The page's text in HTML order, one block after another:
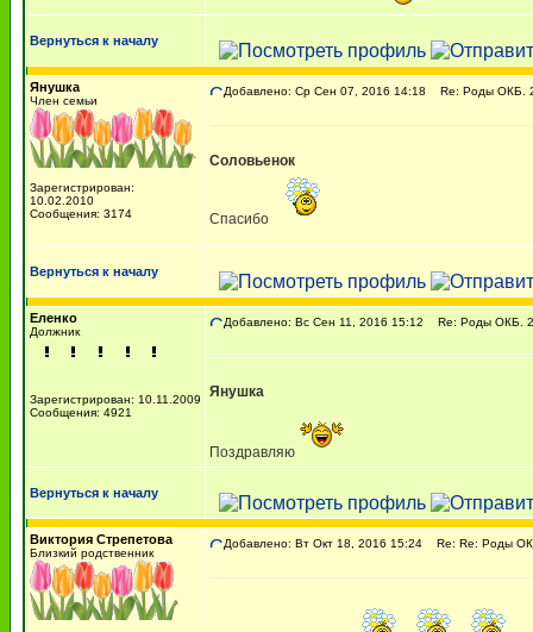
Вернуться к началу
Янушка
Член семьи
Зарегистрирован:
10.02.2010
Сообщения: 3174
Добавлено: Ср Сен 07, 2016 14:18 Re: Роды ОКБ.
Соловьенок
Спасибо
Вернуться к началу
Еленко
Должник
Зарегистрирован: 10.11.2009
Сообщения: 4921
Добавлено: Вс Сен 11, 2016 15:12 Re: Роды ОКБ.
Янушка
Поздравляю
Вернуться к началу
Виктория Cтрепетова
Близкий родственник
Добавлено: Вт Окт 18, 2016 15:24 Re: Re: Роды